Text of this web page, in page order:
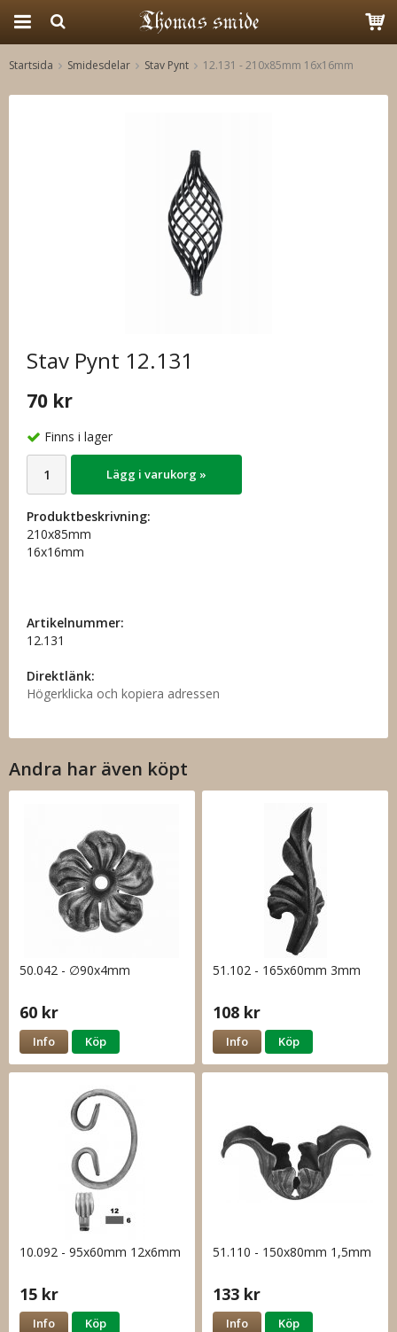
Startsida Smidesdelar Stav Pynt 12.131 - 210x85mm 16x16mm
Stav Pynt 12.131
70 kr
Finns i lager
Lägg i varukorg »
Produktbeskrivning:
210x85mm
16x16mm
Artikelnummer:
12.131
Direktlänk:
Högerklicka och kopiera adressen
Andra har även köpt
50.042 - ∅90x4mm
60 kr
Info Köp
51.102 - 165x60mm 3mm
108 kr
Info Köp
10.092 - 95x60mm 12x6mm
15 kr
Info Köp
51.110 - 150x80mm 1,5mm
133 kr
Info Köp